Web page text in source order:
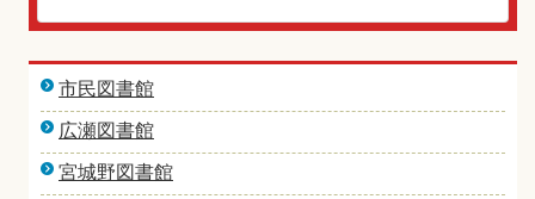
市民図書館
広瀬図書館
宮城野図書館